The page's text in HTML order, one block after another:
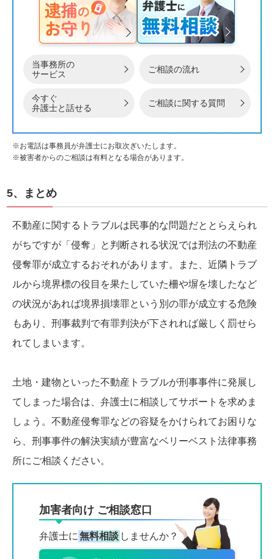
当事務所の
サービス
ご相談の流れ
今すぐ
弁護士と話せる
ご相談に関する質問
※お電話は事務員が弁護士にお取次ぎいたします。
※被害者からのご相談は有料となる場合があります。
5、まとめ
不動産に関するトラブルは民事的な問題だととらえられ
がちですが「侵奪」と判断される状況では刑法の不動産
侵奪罪が成立するおそれがあります。また、近隣トラブ
ルから境界標の役目を果たしていた柵や塀を壊したなど
の状況があれば境界損壊罪という別の罪が成立する危険
もあり、刑事裁判で有罪判決が下されれば厳しく罰せら
れてしまいます。
土地・建物といった不動産トラブルが刑事事件に発展し
てしまった場合は、弁護士に相談してサポートを求めま
しょう。不動産侵奪罪などの容疑をかけられてお困りな
ら、刑事事件の解決実績が豊富なベリーベスト法律事務
所にご相談ください。
加害者向け ご相談窓口
弁護士に 無料相談 しませんか？